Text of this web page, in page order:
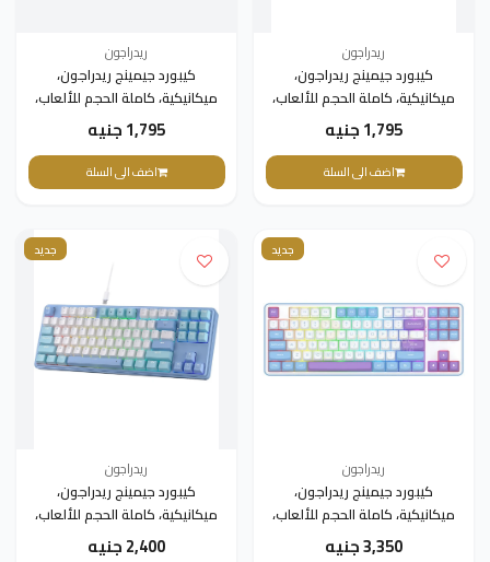
ريدراجون
كيبورد جيمينج ريدراجون،
ميكانيكية، كاملة الحجم للألعاب،
K7181,795 جنيه
اضف الى السلة
ريدراجون
كيبورد جيمينج ريدراجون،
ميكانيكية، كاملة الحجم للألعاب،
K7091,795 جنيه
اضف الى السلة
جديد
ريدراجون
كيبورد جيمينج ريدراجون،
ميكانيكية، كاملة الحجم للألعاب،
K707WBP-RGB
3,350 جنيه
جديد
ريدراجون
كيبورد جيمينج ريدراجون،
ميكانيكية، كاملة الحجم للألعاب،
k707WBB-RGb
2,400 جنيه